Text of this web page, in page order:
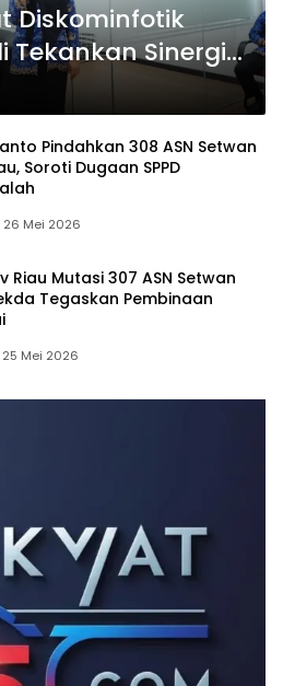
Diskominfotik
Tekankan Sinergi
Pindahkan 308 ASN Setwan
Soroti Dugaan SPPD
26 Mei 2026
Riau Mutasi 307 ASN Setwan
Tegaskan Pembinaan
25 Mei 2026